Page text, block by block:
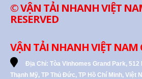
© VẬN TẢI NHANH VIỆT
RESERVED
VẬN TẢI NHANH VIỆT NAM
Địa Chỉ: Tòa Vinhomes Grand Park, 512
Thạnh Mỹ, TP Thủ Đức, TP Hồ Chí Minh, Việt